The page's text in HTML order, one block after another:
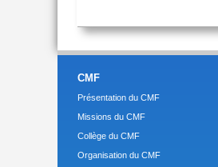
CMF
Présentation du CMF
Missions du CMF
Collège du CMF
Organisation du CMF